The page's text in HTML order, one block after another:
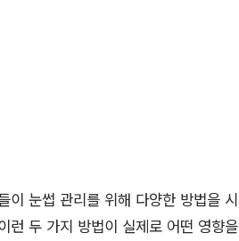
이 눈썹 관리를 위해 다양한 방법을 시
런 두 가지 방법이 실제로 어떤 영향을